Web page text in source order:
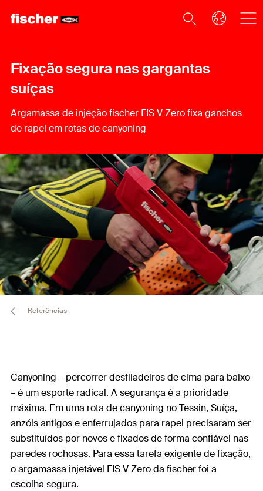
Fixação segura nas gargantas
suíças
Argamassa de injeção fischer FIS V Zero fixa ganchos
de rapel em rotas de canyoning
Referências
Canyoning – percorrer desfiladeiros de cima para baixo
– é um esporte radical. A segurança é a prioridade
máxima. Em uma rota de canyoning no Tessin, Suíça,
anzóis antigos e enferrujados para rapel precisaram ser
substituídos por novos e fixados de forma confiável nas
paredes rochosas. Para essa tarefa exigente de fixação,
o argamassa injetável FIS V Zero da fischer foi a
escolha segura.